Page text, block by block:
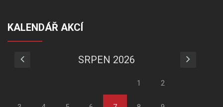
KALENDÁŘ AKCÍ
SRPEN 2026
1 2